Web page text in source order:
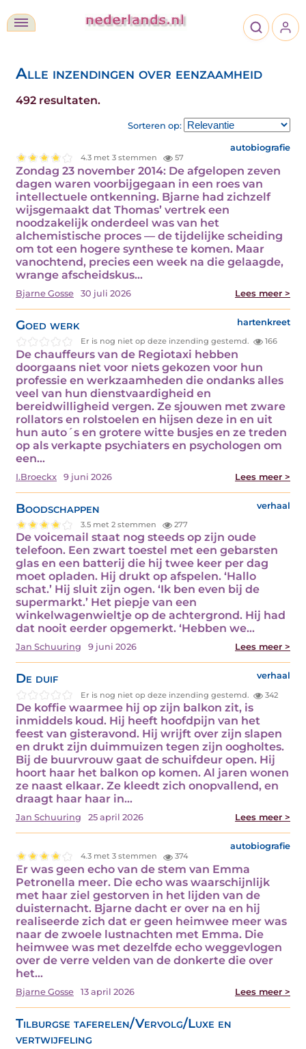
Alle inzendingen over eenzaamheid
492 resultaten.
Sorteren op:
autobiografie
4.3 met 3 stemmen 57
Zondag 23 november 2014: De afgelopen zeven
dagen waren voorbijgegaan in een roes van
intellectuele ontkenning. Bjarne had zichzelf
wijsgemaakt dat Thomas’ vertrek een
noodzakelijk onderdeel was van het
alchemistische proces — de tijdelijke scheiding
om tot een hogere synthese te komen. Maar
vanochtend, precies een week na die gelaagde,
wrange afscheidskus…
Bjarne Gosse 30 juli 2026 Lees meer >
Goed werk hartenkreet
Er is nog niet op deze inzending gestemd. 166
De chauffeurs van de Regiotaxi hebben
doorgaans niet voor niets gekozen voor hun
professie en werkzaamheden die ondanks alles
veel van hun dienstvaardigheid en
bereidwilligheid vergen. Ze sjouwen met zware
rollators en rolstoelen en hijsen deze in en uit
hun auto´s en grotere witte busjes en ze treden
op als verkapte psychiaters en psychologen om
een…
I.Broeckx 9 juni 2026 Lees meer >
Boodschappen verhaal
3.5 met 2 stemmen 277
De voicemail staat nog steeds op zijn oude
telefoon. Een zwart toestel met een gebarsten
glas en een batterij die hij twee keer per dag
moet opladen. Hij drukt op afspelen. ‘Hallo
schat.’ Hij sluit zijn ogen. ‘Ik ben even bij de
supermarkt.’ Het piepje van een
winkelwagenwieltje op de achtergrond. Hij had
dat nooit eerder opgemerkt. ‘Hebben we…
Jan Schuuring 9 juni 2026 Lees meer >
De duif verhaal
Er is nog niet op deze inzending gestemd. 342
De koffie waarmee hij op zijn balkon zit, is
inmiddels koud. Hij heeft hoofdpijn van het
feest van gisteravond. Hij wrijft over zijn slapen
en drukt zijn duimmuizen tegen zijn oogholtes.
Bij de buurvrouw gaat de schuifdeur open. Hij
hoort haar het balkon op komen. Al jaren wonen
ze naast elkaar. Ze kleedt zich onopvallend, en
draagt haar haar in…
Jan Schuuring 25 april 2026 Lees meer >
autobiografie
4.3 met 3 stemmen 374
Er was geen echo van de stem van Emma
Petronella meer. Die echo was waarschijnlijk
met haar ziel gestorven in het lijden van de
duisternacht. Bjarne dacht er over na en hij
realiseerde zich dat er geen heimwee meer was
naar de zwoele lustnachten met Emma. Die
heimwee was met dezelfde echo weggevlogen
over de verre velden van de donkerte die over
het…
Bjarne Gosse 13 april 2026 Lees meer >
Tilburgse taferelen/Vervolg/Luxe en
vertwijfeling